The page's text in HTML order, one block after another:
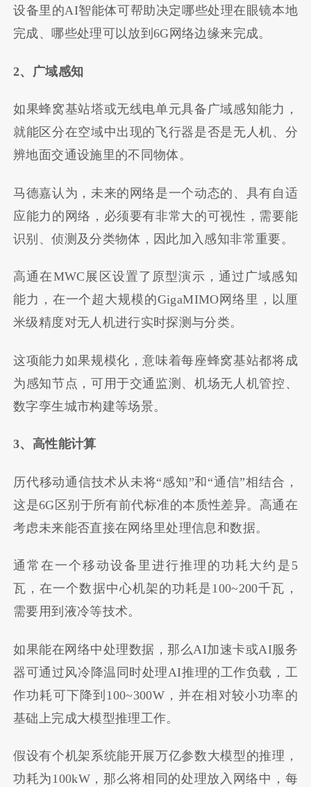
设备里的AI智能体可帮助决定哪些处理在眼镜本地
完成、哪些处理可以放到6G网络边缘来完成。
2、广域感知
如果蜂窝基站塔或无线电单元具备广域感知能力，
就能区分在空域中出现的飞行器是否是无人机、分
辨地面交通设施里的不同物体。
马德嘉认为，未来的网络是一个动态的、具有自适
应能力的网络，必须要有非常大的可视性，需要能
识别、侦测及分类物体，因此加入感知非常重要。
高通在MWC展区设置了原型演示，通过广域感知
能力，在一个超大规模的GigaMIMO网络里，以厘
米级精度对无人机进行实时探测与分类。
这项能力如果规模化，意味着每座蜂窝基站都将成
为感知节点，可用于交通监测、机场无人机管控、
数字孪生城市构建等场景。
3、高性能计算
历代移动通信技术从未将“感知”和“通信”相结合，
这是6G区别于所有前代标准的本质性差异。高通在
考虑未来能否直接在网络里处理信息和数据。
通常在一个移动设备里进行推理的功耗大约是5
瓦，在一个数据中心机架的功耗是100~200千瓦，
需要用到液冷等技术。
如果能在网络中处理数据，那么AI加速卡或AI服务
器可通过风冷降温同时处理AI推理的工作负载，工
作功耗可下降到100~300W，并在相对较小功率的
基础上完成大模型推理工作。
假设有个机架系统能开展万亿参数大模型的推理，
功耗为100kW，那么将相同的处理放入网络中，每